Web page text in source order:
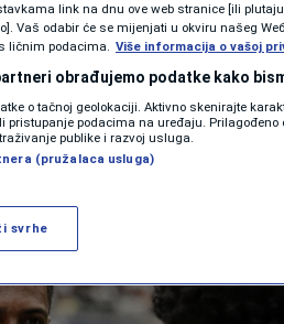
N1 SPECIJAL
FENOMENI
NEISTRAŽENO
VIRALNO
VIDEO
1 komentara
Više
link na dnu ove web stranice [ili
Vaš odabir će se mijenjati u okviru našeg
ličnim podacima. Više informacija o vašoj
obrađujemo podatke kako
o tačnoj geolokaciji. Aktivno skenirajte
pristupanje podacima na uređaju.
publike i razvoj usluga.
(pružalaca usluga)
svrhe